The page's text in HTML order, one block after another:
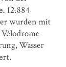
12.884
wurden mit
Wasser